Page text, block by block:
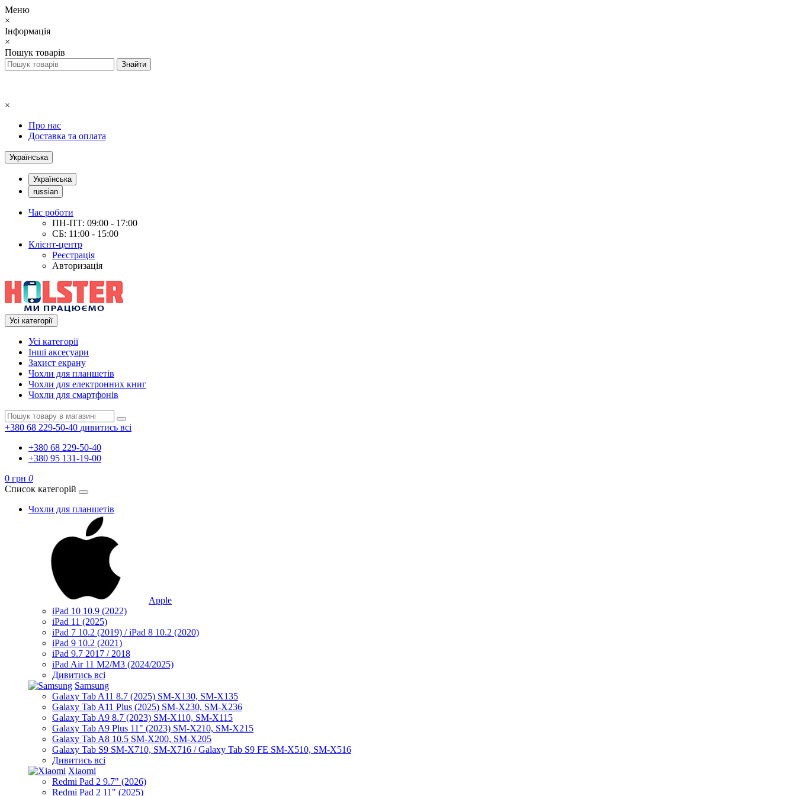
Меню
×
Інформація
×
Пошук товарів
×
Про нас
Доставка та оплата
Українська
Українська
russian
Час роботи
ПН-ПТ: 09:00 - 17:00
СБ: 11:00 - 15:00
Клієнт-центр
Реєстрація
Авторизація
Усі категорії
Усі категорії
Інші аксесуари
Захист екрану
Чохли для планшетів
Чохли для електронних книг
Чохли для смартфонів
+380 68 229-50-40 дивитись всі
+380 68 229-50-40
+380 95 131-19-00
0 грн 0
Список категорій
Чохли для планшетів
Apple
iPad 10 10.9 (2022)
iPad 11 (2025)
iPad 7 10.2 (2019) / iPad 8 10.2 (2020)
iPad 9 10.2 (2021)
iPad 9.7 2017 / 2018
iPad Air 11 M2/M3 (2024/2025)
Дивитись всі
Samsung
Galaxy Tab A11 8.7 (2025) SM-X130, SM-X135
Galaxy Tab A11 Plus (2025) SM-X230, SM-X236
Galaxy Tab A9 8.7 (2023) SM-X110, SM-X115
Galaxy Tab A9 Plus 11" (2023) SM-X210, SM-X215
Galaxy Tab A8 10.5 SM-X200, SM-X205
Galaxy Tab S9 SM-X710, SM-X716 / Galaxy Tab S9 FE SM-X510, SM-X516
Дивитись всі
Xiaomi
Redmi Pad 2 9.7" (2026)
Redmi Pad 2 11" (2025)